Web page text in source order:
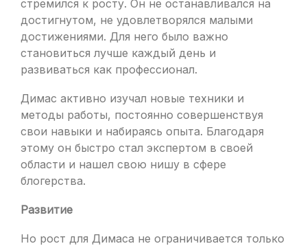
стремился к росту. Он не останавливался на
достигнутом, не удовлетворялся малыми
достижениями. Для него было важно
становиться лучше каждый день и
развиваться как профессионал.
Димас активно изучал новые техники и
методы работы, постоянно совершенствуя
свои навыки и набираясь опыта. Благодаря
этому он быстро стал экспертом в своей
области и нашел свою нишу в сфере
блогерства.
Развитие
Но рост для Димаса не ограничивается только